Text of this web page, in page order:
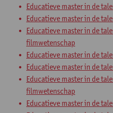
Educatieve master in de
Educatieve master in de
Educatieve master in de
filmwetenschap
Educatieve master in de
Educatieve master in de
Educatieve master in de
filmwetenschap
Educatieve master in de